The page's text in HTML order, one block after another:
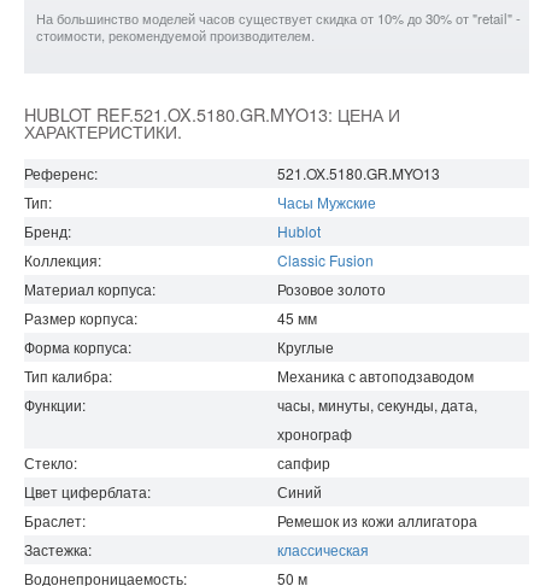
На большинство моделей часов существует скидка от 10% до 30% от "retail" -
стоимости, рекомендуемой производителем.
HUBLOT REF.521.OX.5180.GR.MYO13: ЦЕНА И
ХАРАКТЕРИСТИКИ.
Референс:
521.OX.5180.GR.MYO13
Тип:
Часы Мужские
Бренд:
Hublot
Коллекция:
Classic Fusion
Материал корпуса:
Розовое золото
Размер корпуса:
45 мм
Форма корпуса:
Круглые
Тип калибра:
Механика с автоподзаводом
Функции:
часы, минуты, секунды, дата,
хронограф
Стекло:
сапфир
Цвет циферблата:
Синий
Браслет:
Ремешок из кожи аллигатора
Застежка:
классическая
Водонепроницаемость: 50 м